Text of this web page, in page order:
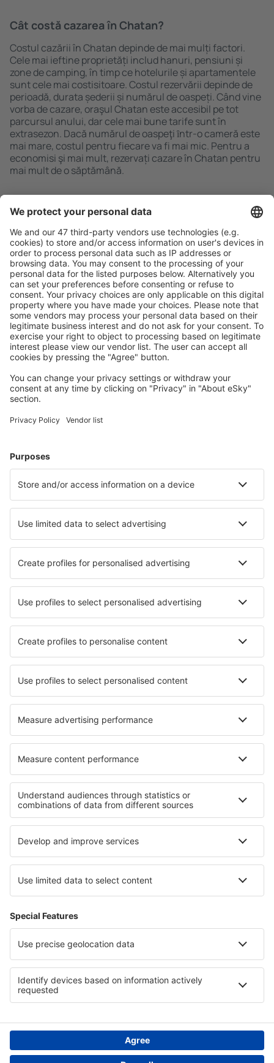
Cât costă cazarea în Chatan?
Costul cazării în Chatan depinde de mai mulți factori.
Cele mai ieftine proprietăți includ hanuri, pensiuni și
zone de camping, în timp ce hotelurile și apartamentele
sunt cele mai costisitoare. Costul rezervării depinde de
perioadă, durata șederii și numărul de oaspeți. Când vine
vorba de cazare, oraşul Chatan este accesibil pe tot
parcursul anului, dar cele mai bune tarife sunt în
extrasezon. Dacă numărul de oaspeţi ȋntr-o cameră este
mai mare, costul pentru fiecare va fi mai mic. Pentru a
economisi şi mai mult, rezervați cazare în Chatan pentru
mai mult de o săptămână.
Caută rapid şi uşor
Ofertă adaptată aşteptărilor tale.
Planifică ȋn siguranţă
Rezervare fără griji cu opțiune gratuită de anulare.
Economiseşte mai mult
Prețuri atractive și oferte speciale pentru utilizatorii
conectați.
Cazarea preferată
apartamente și altele.
Cele mai căutate cazări de către utilizatorii eSky
Cazare în Japonia - Orașe populare
Cazare în Tokyo Cazare în Osaka
Cazare în Sapporo Cazare în Kyoto
Cazare în Shirahama Cazare în Nozawaonsen
Cazare în Takasaki
Cele mai bune locuri de cazare - orașe
Cazare în Pineto Cazare Cha Grande
Cazare Buchenhain Cazare în Calasetta
Cazare în Silver Creek Cazare în New Castle
Cazare în Gutenacker
Cele mai bune locuri de cazare - regiuni
Cazare pe Insula Okinawa
Cazare in Pernik Cazare in Parcul Național Namaqua